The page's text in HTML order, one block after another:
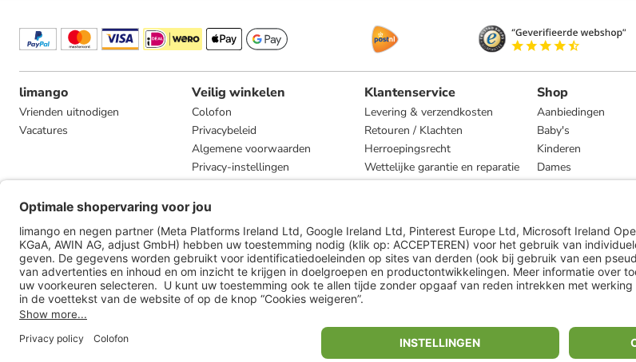
limango
Vrienden uitnodigen
Vacatures
Veilig winkelen
Colofon
Privacybeleid
Algemene voorwaarden
Privacy-instellingen
Compliance
Klantenservice
Levering & verzendkosten
Retouren / Klachten
Herroepingsrecht
Wettelijke garantie en reparatie
Shop
Aanbiedingen
Baby's
Kinderen
Dames
Heren
** Alle prijsopgaven zijn inclusief belasting en exclusief
ᵃ Bij een minimale bestelwaarde van €15.
ᶜ Alle informatie & voorwaarden op